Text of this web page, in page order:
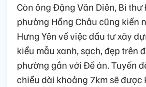
Còn ông Đặng Văn Diên, Bí
phường Hồng Châu cũng kiến
Hưng Yên về việc đầu tư xây
kiểu mẫu xanh, sạch, đẹp trên
phường gắn với Đề án. Tuyến
chiều dài khoảng 7km sẽ được